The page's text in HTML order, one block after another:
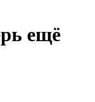
ещё